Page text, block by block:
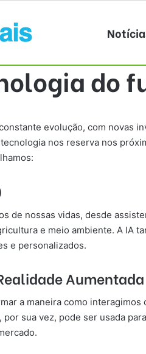
do
evolução, com novas
nos reserva nos
de nossas vidas, desde
e meio ambiente. A IA
e personalizados.
a maneira como
sua vez, pode ser usada